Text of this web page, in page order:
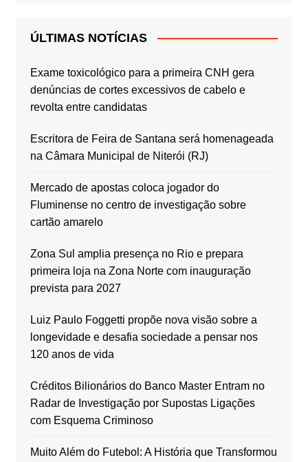
ÚLTIMAS NOTÍCIAS
Exame toxicológico para a primeira CNH gera
denúncias de cortes excessivos de cabelo e
revolta entre candidatas
Escritora de Feira de Santana será homenageada
na Câmara Municipal de Niterói (RJ)
Mercado de apostas coloca jogador do
Fluminense no centro de investigação sobre
cartão amarelo
Zona Sul amplia presença no Rio e prepara
primeira loja na Zona Norte com inauguração
prevista para 2027
Luiz Paulo Foggetti propõe nova visão sobre a
longevidade e desafia sociedade a pensar nos
120 anos de vida
Créditos Bilionários do Banco Master Entram no
Radar de Investigação por Supostas Ligações
com Esquema Criminoso
Muito Além do Futebol: A História que Transformou